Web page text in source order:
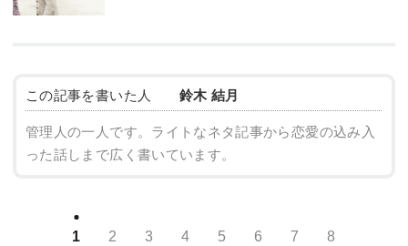
この記事を書いた人 鈴木 結月
管理人の一人です。ライトなネタ記事から恋愛の込み入
った話しまで広く書いています。
1 2 3 4 5 6 7 8